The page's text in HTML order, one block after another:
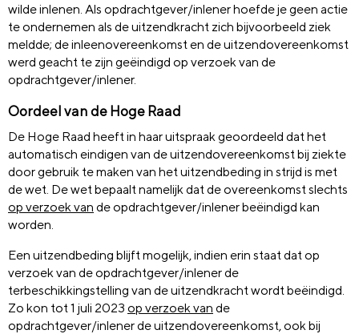
wilde inlenen. Als opdrachtgever/inlener hoefde je geen actie
te ondernemen als de uitzendkracht zich bijvoorbeeld ziek
meldde; de inleenovereenkomst en de uitzendovereenkomst
werd geacht te zijn geëindigd op verzoek van de
opdrachtgever/inlener.
Oordeel van de Hoge Raad
De Hoge Raad heeft in haar uitspraak geoordeeld dat het
automatisch eindigen van de uitzendovereenkomst bij ziekte
door gebruik te maken van het uitzendbeding in strijd is met
de wet. De wet bepaalt namelijk dat de overeenkomst slechts
op verzoek van de opdrachtgever/inlener beëindigd kan
worden.
Een uitzendbeding blijft mogelijk, indien erin staat dat op
verzoek van de opdrachtgever/inlener de
terbeschikkingstelling van de uitzendkracht wordt beëindigd.
Zo kon tot 1 juli 2023 op verzoek van de
opdrachtgever/inlener de uitzendovereenkomst, ook bij